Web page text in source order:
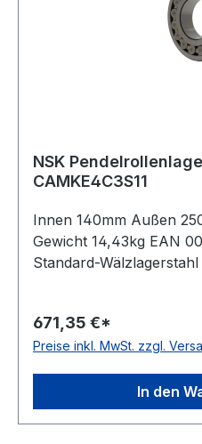
NSK
CAMKE4C3S11
Innen 140mm Außen
Gewicht 14,43kg EAN
Standard-
Radiallagerluft Käfig
Temperaturbereich -30
ABEC 1 Bohrung
Ausführung
671,35 €*
Preise inkl. MwSt. zzgl.
In den